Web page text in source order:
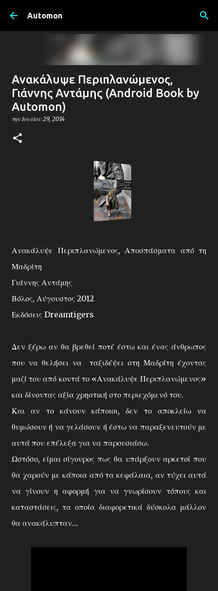
Μετάβαση στο κύριο περιεχόμενο
Automon
Ανακάλυψε Περιπλανώμενος,
Γιάννης Αντάμης (Android Book by
Automon)
την Ιουλίου 29, 2014
Ανακάλυψε Περιπλανώμενος, Αποσπάσματα από τη
Μαδρίτη
Γιάννης Αντάμης
Βόλος, Αύγουστος 2012
Εκδόσεις Dreamtigers
Δεν ξέρω αν θα βρεθεί ποτέ έστω και ένας άνθρωπος
που να θελήσει να ταξιδέψει στη Μαδρίτη έχοντας
μαζί του από κοντά το «Ανακάλυψε Περιπλανώμενος»
και δίνοντας αξία χρηστική στο περιεχόμενό του.
Και αν το κάνουν κάποιοι, δεν το αποκλείω να
θυμώσουν ή να γελάσουν ή έστω να παραξενευτούν με
αυτά που επέλεξα για να παρουσιάσω.
Ωστόσο, είμαι σίγουρος πως θα υπάρξουν αρκετοί που
θα χαρούν με κάποια από τα κεφάλαια, αν τύχει αυτά
να γίνουν η αφορμή για να γνωρίσουν τόπους και
καταστάσεις, τα οποία διαφορετικά δύσκολα μάλλον
θα ανακάλυπταν…